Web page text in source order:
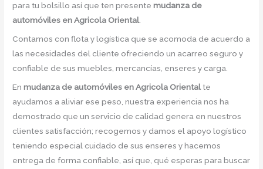
para tu bolsillo así que ten presentemudanza de
automóviles en Agricola Oriental.
Contamos con flota y logística que se acomoda de acuerdo a
las necesidades del cliente ofreciendo un acarreo seguro y
confiable de sus muebles, mercancías, enseres y carga.
Enmudanza de automóviles en Agricola Oriental te
ayudamos a aliviar ese peso, nuestra experiencia nos ha
demostrado que un servicio de calidad genera en nuestros
clientes satisfacción; recogemos y damos el apoyo logístico
teniendo especial cuidado de sus enseres y hacemos
entrega de forma confiable, así que, qué esperas para buscar